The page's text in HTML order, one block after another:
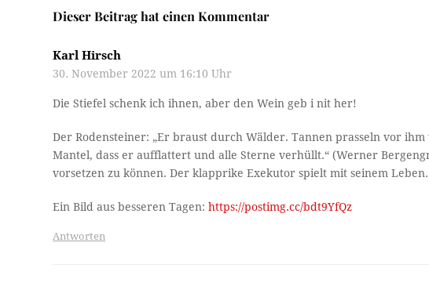
Dieser Beitrag hat einen Kommentar
Karl Hirsch
30. November 2022 um 16:10 Uhr
Die Stiefel schenk ich ihnen, aber den Wein geb i nit her!
Der Rodensteiner: „Er braust durch Wälder. Tannen prasseln vor
Mantel, dass er aufflattert und alle Sterne verhüllt.“ (Werner
vorsetzen zu können. Der klapprike Exekutor spielt mit seinem
Ein Bild aus besseren Tagen:https://postimg.cc/bdt9YfQz
Antworten